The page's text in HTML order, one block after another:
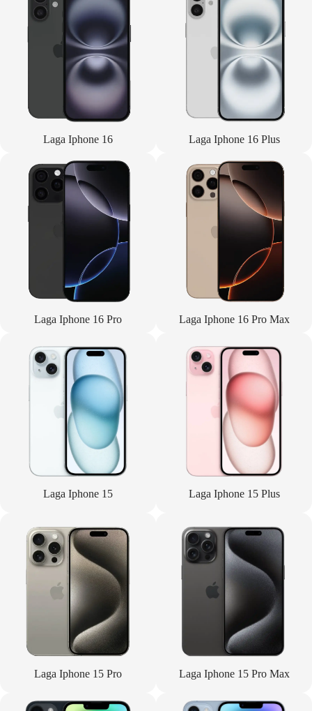
Laga Iphone 16 Laga Iphone 16 Plus
Laga Iphone 16 Pro Laga Iphone 16 Pro Max
Laga Iphone 15 Laga Iphone 15 Plus
Laga Iphone 15 Pro Laga Iphone 15 Pro Max